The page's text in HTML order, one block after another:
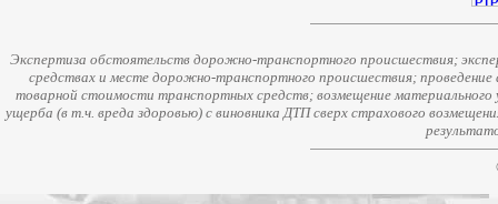
Экспертиза обстоятельств дорожно-транспортного происшествия;
средствах и месте дорожно-транспортного происшествия;
товарной стоимости транспортных средств; возмещение
ущерба (в т.ч. вреда здоровью) с виновника ДТП сверх страхового